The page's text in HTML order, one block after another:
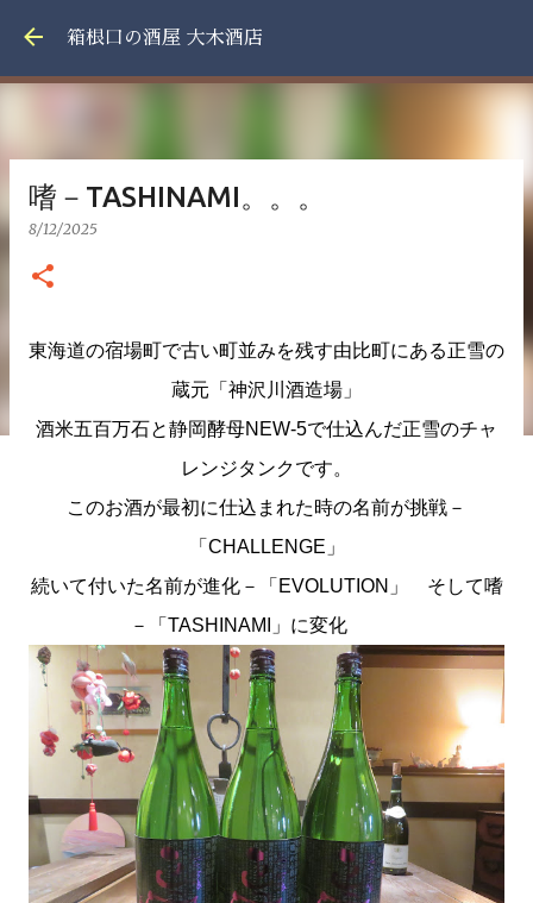
スキップしてメイン コンテンツに移動
箱根口の酒屋 大木酒店
嗜－TASHINAMI。。。
8/12/2025
東海道の宿場町で古い町並みを残す由比町にある正雪の
蔵元「神沢川酒造場」
酒米五百万石と静岡酵母NEW-5で仕込んだ正雪のチャ
レンジタンクです。
このお酒が最初に仕込まれた時の名前が挑戦－
「CHALLENGE」
続いて付いた名前が進化－「EVOLUTION」 そして嗜
－「TASHINAMI」に変化